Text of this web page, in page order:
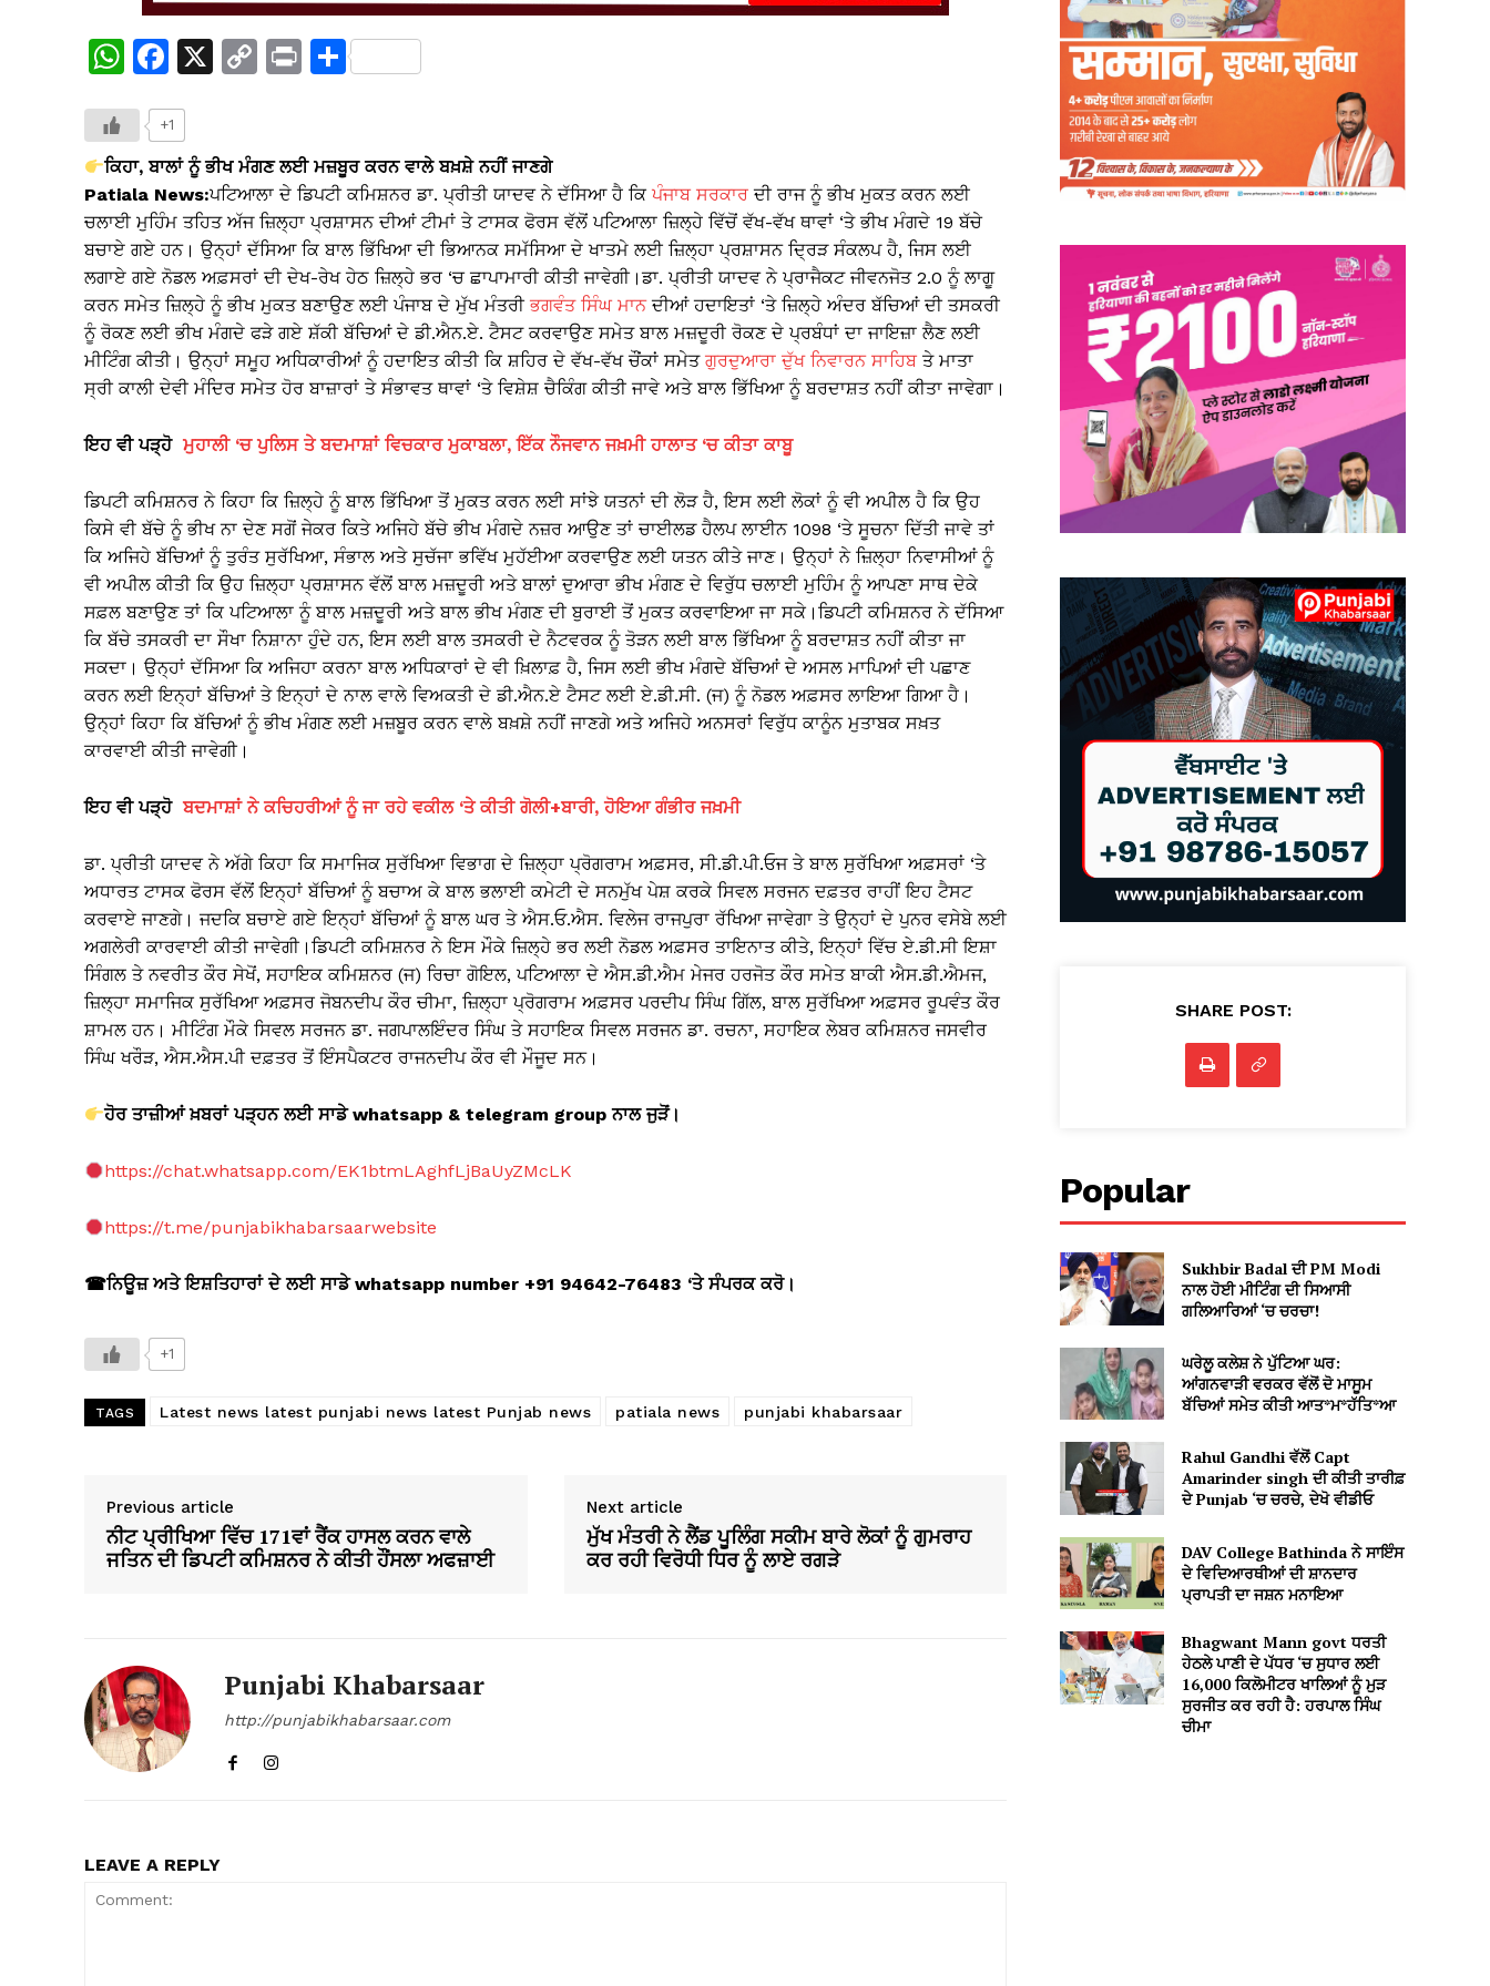
W
at
s
A
p
p
F
c
e
b
o
o
k
X
C
y
Li
n
k
Pr S
e
+1
ਕਿਹਾ, ਬਾਲਾਂ ਨੂੰ ਭੀਖ ਮੰਗਣ ਲਈ ਮਜ਼ਬੂਰ ਕਰਨ ਵਾਲੇ ਬਖ਼ਸ਼ੇ ਨਹੀਂ ਜਾਣਗੇ
Patiala News:ਪਟਿਆਲਾ ਦੇ ਡਿਪਟੀ ਕਮਿਸ਼ਨਰ ਡਾ. ਪ੍ਰੀਤੀ ਯਾਦਵ ਨੇ ਦੱਸਿਆ ਹੈ ਕਿ ਪੰਜਾਬ ਸਰਕਾਰ ਦੀ ਰਾਜ ਨੂੰ ਭੀਖ ਮੁਕਤ ਕਰਨ ਲਈ
ਚਲਾਈ ਮੁਹਿੰਮ ਤਹਿਤ ਅੱਜ ਜ਼ਿਲ੍ਹਾ ਪ੍ਰਸ਼ਾਸਨ ਦੀਆਂ ਟੀਮਾਂ ਤੇ ਟਾਸਕ ਫੋਰਸ ਵੱਲੋਂ ਪਟਿਆਲਾ ਜ਼ਿਲ੍ਹੇ ਵਿੱਚੋਂ ਵੱਖ-ਵੱਖ ਥਾਵਾਂ ‘ਤੇ ਭੀਖ ਮੰਗਦੇ 19 ਬੱਚੇ
ਬਚਾਏ ਗਏ ਹਨ। ਉਨ੍ਹਾਂ ਦੱਸਿਆ ਕਿ ਬਾਲ ਭਿੱਖਿਆ ਦੀ ਭਿਆਨਕ ਸਮੱਸਿਆ ਦੇ ਖਾਤਮੇ ਲਈ ਜ਼ਿਲ੍ਹਾ ਪ੍ਰਸ਼ਾਸਨ ਦ੍ਰਿੜ ਸੰਕਲਪ ਹੈ, ਜਿਸ ਲਈ
ਲਗਾਏ ਗਏ ਨੋਡਲ ਅਫ਼ਸਰਾਂ ਦੀ ਦੇਖ-ਰੇਖ ਹੇਠ ਜ਼ਿਲ੍ਹੇ ਭਰ ‘ਚ ਛਾਪਾਮਾਰੀ ਕੀਤੀ ਜਾਵੇਗੀ।ਡਾ. ਪ੍ਰੀਤੀ ਯਾਦਵ ਨੇ ਪ੍ਰਾਜੈਕਟ ਜੀਵਨਜੋਤ 2.0 ਨੂੰ ਲਾਗੂ
ਕਰਨ ਸਮੇਤ ਜ਼ਿਲ੍ਹੇ ਨੂੰ ਭੀਖ ਮੁਕਤ ਬਣਾਉਣ ਲਈ ਪੰਜਾਬ ਦੇ ਮੁੱਖ ਮੰਤਰੀਭਗਵੰਤ ਸਿੰਘ ਮਾਨਦੀਆਂ ਹਦਾਇਤਾਂ ‘ਤੇ ਜ਼ਿਲ੍ਹੇ ਅੰਦਰ ਬੱਚਿਆਂ ਦੀ ਤਸਕਰੀ
ਨੂੰ ਰੋਕਣ ਲਈ ਭੀਖ ਮੰਗਦੇ ਫੜੇ ਗਏ ਸ਼ੱਕੀ ਬੱਚਿਆਂ ਦੇ ਡੀ.ਐਨ.ਏ. ਟੈਸਟ ਕਰਵਾਉਣ ਸਮੇਤ ਬਾਲ ਮਜ਼ਦੂਰੀ ਰੋਕਣ ਦੇ ਪ੍ਰਬੰਧਾਂ ਦਾ ਜਾਇਜ਼ਾ ਲੈਣ ਲਈ
ਮੀਟਿੰਗ ਕੀਤੀ। ਉਨ੍ਹਾਂ ਸਮੂਹ ਅਧਿਕਾਰੀਆਂ ਨੂੰ ਹਦਾਇਤ ਕੀਤੀ ਕਿ ਸ਼ਹਿਰ ਦੇ ਵੱਖ-ਵੱਖ ਚੌਂਕਾਂ ਸਮੇਤ ਗੁਰਦੁਆਰਾ ਦੁੱਖ ਨਿਵਾਰਨ ਸਾਹਿਬਤੇ ਮਾਤਾ
ਸ੍ਰੀ ਕਾਲੀ ਦੇਵੀ ਮੰਦਿਰ ਸਮੇਤ ਹੋਰ ਬਾਜ਼ਾਰਾਂ ਤੇ ਸੰਭਾਵਤ ਥਾਵਾਂ ‘ਤੇ ਵਿਸ਼ੇਸ਼ ਚੈਕਿੰਗ ਕੀਤੀ ਜਾਵੇ ਅਤੇ ਬਾਲ ਭਿੱਖਿਆ ਨੂੰ ਬਰਦਾਸ਼ਤ ਨਹੀਂ ਕੀਤਾ ਜਾਵੇਗਾ।
ਇਹ ਵੀ ਪੜ੍ਹੋ ਮੁਹਾਲੀ ‘ਚ ਪੁਲਿਸ ਤੇ ਬਦਮਾਸ਼ਾਂ ਵਿਚਕਾਰ ਮੁਕਾਬਲਾ, ਇੱਕ ਨੌਜਵਾਨ ਜਖ਼ਮੀ ਹਾਲਾਤ ‘ਚ ਕੀਤਾ ਕਾਬੂ
ਡਿਪਟੀ ਕਮਿਸ਼ਨਰ ਨੇ ਕਿਹਾ ਕਿ ਜ਼ਿਲ੍ਹੇ ਨੂੰ ਬਾਲ ਭਿੱਖਿਆ ਤੋਂ ਮੁਕਤ ਕਰਨ ਲਈ ਸਾਂਝੇ ਯਤਨਾਂ ਦੀ ਲੋੜ ਹੈ, ਇਸ ਲਈ ਲੋਕਾਂ ਨੂੰ ਵੀ ਅਪੀਲ ਹੈ ਕਿ ਉਹ
ਕਿਸੇ ਵੀ ਬੱਚੇ ਨੂੰ ਭੀਖ ਨਾ ਦੇਣ ਸਗੋਂ ਜੇਕਰ ਕਿਤੇ ਅਜਿਹੇ ਬੱਚੇ ਭੀਖ ਮੰਗਦੇ ਨਜ਼ਰ ਆਉਣ ਤਾਂ ਚਾਈਲਡ ਹੈਲਪ ਲਾਈਨ 1098 ‘ਤੇ ਸੂਚਨਾ ਦਿੱਤੀ ਜਾਵੇ ਤਾਂ
ਕਿ ਅਜਿਹੇ ਬੱਚਿਆਂ ਨੂੰ ਤੁਰੰਤ ਸੁਰੱਖਿਆ, ਸੰਭਾਲ ਅਤੇ ਸੁਚੱਜਾ ਭਵਿੱਖ ਮੁਹੱਈਆ ਕਰਵਾਉਣ ਲਈ ਯਤਨ ਕੀਤੇ ਜਾਣ। ਉਨ੍ਹਾਂ ਨੇ ਜ਼ਿਲ੍ਹਾ ਨਿਵਾਸੀਆਂ ਨੂੰ
ਵੀ ਅਪੀਲ ਕੀਤੀ ਕਿ ਉਹ ਜ਼ਿਲ੍ਹਾ ਪ੍ਰਸ਼ਾਸਨ ਵੱਲੋਂ ਬਾਲ ਮਜ਼ਦੂਰੀ ਅਤੇ ਬਾਲਾਂ ਦੁਆਰਾ ਭੀਖ ਮੰਗਣ ਦੇ ਵਿਰੁੱਧ ਚਲਾਈ ਮੁਹਿੰਮ ਨੂੰ ਆਪਣਾ ਸਾਥ ਦੇਕੇ
ਸਫ਼ਲ ਬਣਾਉਣ ਤਾਂ ਕਿ ਪਟਿਆਲਾ ਨੂੰ ਬਾਲ ਮਜ਼ਦੂਰੀ ਅਤੇ ਬਾਲ ਭੀਖ ਮੰਗਣ ਦੀ ਬੁਰਾਈ ਤੋਂ ਮੁਕਤ ਕਰਵਾਇਆ ਜਾ ਸਕੇ।ਡਿਪਟੀ ਕਮਿਸ਼ਨਰ ਨੇ ਦੱਸਿਆ
ਕਿ ਬੱਚੇ ਤਸਕਰੀ ਦਾ ਸੌਖਾ ਨਿਸ਼ਾਨਾ ਹੁੰਦੇ ਹਨ, ਇਸ ਲਈ ਬਾਲ ਤਸਕਰੀ ਦੇ ਨੈਟਵਰਕ ਨੂੰ ਤੋੜਨ ਲਈ ਬਾਲ ਭਿੱਖਿਆ ਨੂੰ ਬਰਦਾਸ਼ਤ ਨਹੀਂ ਕੀਤਾ ਜਾ
ਸਕਦਾ। ਉਨ੍ਹਾਂ ਦੱਸਿਆ ਕਿ ਅਜਿਹਾ ਕਰਨਾ ਬਾਲ ਅਧਿਕਾਰਾਂ ਦੇ ਵੀ ਖ਼ਿਲਾਫ਼ ਹੈ, ਜਿਸ ਲਈ ਭੀਖ ਮੰਗਦੇ ਬੱਚਿਆਂ ਦੇ ਅਸਲ ਮਾਪਿਆਂ ਦੀ ਪਛਾਣ
ਕਰਨ ਲਈ ਇਨ੍ਹਾਂ ਬੱਚਿਆਂ ਤੇ ਇਨ੍ਹਾਂ ਦੇ ਨਾਲ ਵਾਲੇ ਵਿਅਕਤੀ ਦੇ ਡੀ.ਐਨ.ਏ ਟੈਸਟ ਲਈ ਏ.ਡੀ.ਸੀ. (ਜ) ਨੂੰ ਨੋਡਲ ਅਫ਼ਸਰ ਲਾਇਆ ਗਿਆ ਹੈ।
ਉਨ੍ਹਾਂ ਕਿਹਾ ਕਿ ਬੱਚਿਆਂ ਨੂੰ ਭੀਖ ਮੰਗਣ ਲਈ ਮਜ਼ਬੂਰ ਕਰਨ ਵਾਲੇ ਬਖ਼ਸ਼ੇ ਨਹੀਂ ਜਾਣਗੇ ਅਤੇ ਅਜਿਹੇ ਅਨਸਰਾਂ ਵਿਰੁੱਧ ਕਾਨੂੰਨ ਮੁਤਾਬਕ ਸਖ਼ਤ
ਕਾਰਵਾਈ ਕੀਤੀ ਜਾਵੇਗੀ।
ਇਹ ਵੀ ਪੜ੍ਹੋਬਦਮਾਸ਼ਾਂ ਨੇ ਕਚਿਹਰੀਆਂ ਨੂੰ ਜਾ ਰਹੇ ਵਕੀਲ ‘ਤੇ ਕੀਤੀ ਗੋਲੀ+ਬਾਰੀ, ਹੋਇਆ ਗੰਭੀਰ ਜਖ਼ਮੀ
ਡਾ. ਪ੍ਰੀਤੀ ਯਾਦਵ ਨੇ ਅੱਗੇ ਕਿਹਾ ਕਿ ਸਮਾਜਿਕ ਸੁਰੱਖਿਆ ਵਿਭਾਗ ਦੇ ਜ਼ਿਲ੍ਹਾ ਪ੍ਰੋਗਰਾਮ ਅਫ਼ਸਰ, ਸੀ.ਡੀ.ਪੀ.ਓਜ ਤੇ ਬਾਲ ਸੁਰੱਖਿਆ ਅਫ਼ਸਰਾਂ ‘ਤੇ
ਅਧਾਰਤ ਟਾਸਕ ਫੋਰਸ ਵੱਲੋਂ ਇਨ੍ਹਾਂ ਬੱਚਿਆਂ ਨੂੰ ਬਚਾਅ ਕੇ ਬਾਲ ਭਲਾਈ ਕਮੇਟੀ ਦੇ ਸਨਮੁੱਖ ਪੇਸ਼ ਕਰਕੇ ਸਿਵਲ ਸਰਜਨ ਦਫ਼ਤਰ ਰਾਹੀਂ ਇਹ ਟੈਸਟ
ਕਰਵਾਏ ਜਾਣਗੇ। ਜਦਕਿ ਬਚਾਏ ਗਏ ਇਨ੍ਹਾਂ ਬੱਚਿਆਂ ਨੂੰ ਬਾਲ ਘਰ ਤੇ ਐਸ.ਓ.ਐਸ. ਵਿਲੇਜ ਰਾਜਪੁਰਾ ਰੱਖਿਆ ਜਾਵੇਗਾ ਤੇ ਉਨ੍ਹਾਂ ਦੇ ਪੁਨਰ ਵਸੇਬੇ ਲਈ
ਅਗਲੇਰੀ ਕਾਰਵਾਈ ਕੀਤੀ ਜਾਵੇਗੀ।ਡਿਪਟੀ ਕਮਿਸ਼ਨਰ ਨੇ ਇਸ ਮੌਕੇ ਜ਼ਿਲ੍ਹੇ ਭਰ ਲਈ ਨੋਡਲ ਅਫ਼ਸਰ ਤਾਇਨਾਤ ਕੀਤੇ, ਇਨ੍ਹਾਂ ਵਿੱਚ ਏ.ਡੀ.ਸੀ ਇਸ਼ਾ
ਸਿੰਗਲ ਤੇ ਨਵਰੀਤ ਕੌਰ ਸੇਖੋਂ, ਸਹਾਇਕ ਕਮਿਸ਼ਨਰ (ਜ) ਰਿਚਾ ਗੋਇਲ, ਪਟਿਆਲਾ ਦੇ ਐਸ.ਡੀ.ਐਮ ਮੇਜਰ ਹਰਜੋਤ ਕੌਰ ਸਮੇਤ ਬਾਕੀ ਐਸ.ਡੀ.ਐਮਜ,
ਜ਼ਿਲ੍ਹਾ ਸਮਾਜਿਕ ਸੁਰੱਖਿਆ ਅਫ਼ਸਰ ਜੋਬਨਦੀਪ ਕੌਰ ਚੀਮਾ, ਜ਼ਿਲ੍ਹਾ ਪ੍ਰੋਗਰਾਮ ਅਫ਼ਸਰ ਪਰਦੀਪ ਸਿੰਘ ਗਿੱਲ, ਬਾਲ ਸੁਰੱਖਿਆ ਅਫ਼ਸਰ ਰੂਪਵੰਤ ਕੌਰ
ਸ਼ਾਮਲ ਹਨ। ਮੀਟਿੰਗ ਮੌਕੇ ਸਿਵਲ ਸਰਜਨ ਡਾ. ਜਗਪਾਲਇੰਦਰ ਸਿੰਘ ਤੇ ਸਹਾਇਕ ਸਿਵਲ ਸਰਜਨ ਡਾ. ਰਚਨਾ, ਸਹਾਇਕ ਲੇਬਰ ਕਮਿਸ਼ਨਰ ਜਸਵੀਰ
ਸਿੰਘ ਖਰੌੜ, ਐਸ.ਐਸ.ਪੀ ਦਫ਼ਤਰ ਤੋਂ ਇੰਸਪੈਕਟਰ ਰਾਜਨਦੀਪ ਕੌਰ ਵੀ ਮੌਜੂਦ ਸਨ।
ਹੋਰ ਤਾਜ਼ੀਆਂ ਖ਼ਬਰਾਂ ਪੜ੍ਹਨ ਲਈ ਸਾਡੇ whatsapp & telegram groupਨਾਲ ਜੁੜੋਂ।
https://chat.whatsapp.com/EK1btmLAghfLjBaUyZMcLK
https://t.me/punjabikhabarsaarwebsite
☎ਨਿਊਜ਼ ਅਤੇ ਇਸ਼ਤਿਹਾਰਾਂ ਦੇ ਲਈ ਸਾਡੇ whatsapp number +91 94642-76483 ‘ਤੇ ਸੰਪਰਕ ਕਰੋ।
+1
TAGS Latest news latest punjabi news latest Punjab news patiala news punjabi khabarsaar
Previous article
ਨੀਟ ਪ੍ਰੀਖਿਆ ਵਿੱਚ 171ਵਾਂ ਰੈਂਕ ਹਾਸਲ ਕਰਨ ਵਾਲੇ
ਜਤਿਨ ਦੀ ਡਿਪਟੀ ਕਮਿਸ਼ਨਰ ਨੇ ਕੀਤੀ ਹੌਂਸਲਾ ਅਫਜ਼ਾਈ
Next article
ਮੁੱਖ ਮੰਤਰੀ ਨੇ ਲੈਂਡ ਪੂਲਿੰਗ ਸਕੀਮ ਬਾਰੇ ਲੋਕਾਂ ਨੂੰ ਗੁਮਰਾਹ
ਕਰ ਰਹੀ ਵਿਰੋਧੀ ਧਿਰ ਨੂੰ ਲਾਏ ਰਗੜੇ
Punjabi Khabarsaar
http://punjabikhabarsaar.com
LEAVE A REPLY
SHARE POST:
Popular
Sukhbir Badal ਦੀ PM Modi
ਨਾਲ ਹੋਈ ਮੀਟਿੰਗ ਦੀ ਸਿਆਸੀ
ਗਲਿਆਰਿਆਂ ‘ਚ ਚਰਚਾ!
ਘਰੇਲੂ ਕਲੇਸ਼ ਨੇ ਪੁੱਟਿਆ ਘਰ:
ਆਂਗਨਵਾੜੀ ਵਰਕਰ ਵੱਲੋਂ ਦੋ ਮਾਸੂਮ
ਬੱਚਿਆਂ ਸਮੇਤ ਕੀਤੀ ਆਤ*ਮ*ਹੱਤਿ*ਆ
Rahul Gandhi ਵੱਲੋਂ Capt
Amarinder singh ਦੀ ਕੀਤੀ ਤਾਰੀਫ਼
ਦੇ Punjab ‘ਚ ਚਰਚੇ, ਦੇਖੋ ਵੀਡੀਓ
DAV College Bathinda ਨੇ ਸਾਇੰਸ
ਦੇ ਵਿਦਿਆਰਥੀਆਂ ਦੀ ਸ਼ਾਨਦਾਰ
ਪ੍ਰਾਪਤੀ ਦਾ ਜਸ਼ਨ ਮਨਾਇਆ
Bhagwant Mann govt ਧਰਤੀ
ਹੇਠਲੇ ਪਾਣੀ ਦੇ ਪੱਧਰ ‘ਚ ਸੁਧਾਰ ਲਈ
16,000 ਕਿਲੋਮੀਟਰ ਖਾਲਿਆਂ ਨੂੰ ਮੁੜ
ਸੁਰਜੀਤ ਕਰ ਰਹੀ ਹੈ: ਹਰਪਾਲ ਸਿੰਘ
ਚੀਮਾ